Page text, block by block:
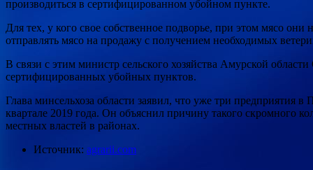
производиться в сертифицированном убойном пункте.
Для тех, у кого свое собственное подворье, при этом мясо
отправлять мясо на продажу с получением необходимых
В связи с этим министр сельского хозяйства Амурской
сертифицированных убойных пунктов.
Глава минсельхоза области заявил, что уже три предприятия
квартале 2019 года. Он объяснил причину такого скромного
местных властей в районах.
Источник: agrarii.com